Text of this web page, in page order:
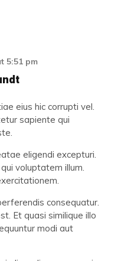
5:51 pm
eius hic corrupti vel.
sapiente qui
eligendi excepturi.
voluptatem illum.
consequatur.
Et quasi similique illo
modi aut